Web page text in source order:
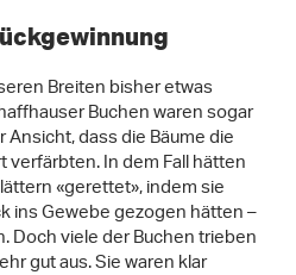
Breiten bisher etwas
Buchen waren sogar
dass die Bäume die
In dem Fall hätten
«gerettet», indem sie
ins Gewebe gezogen hätten –
Doch viele der Buchen trieben
gut aus. Sie waren klar